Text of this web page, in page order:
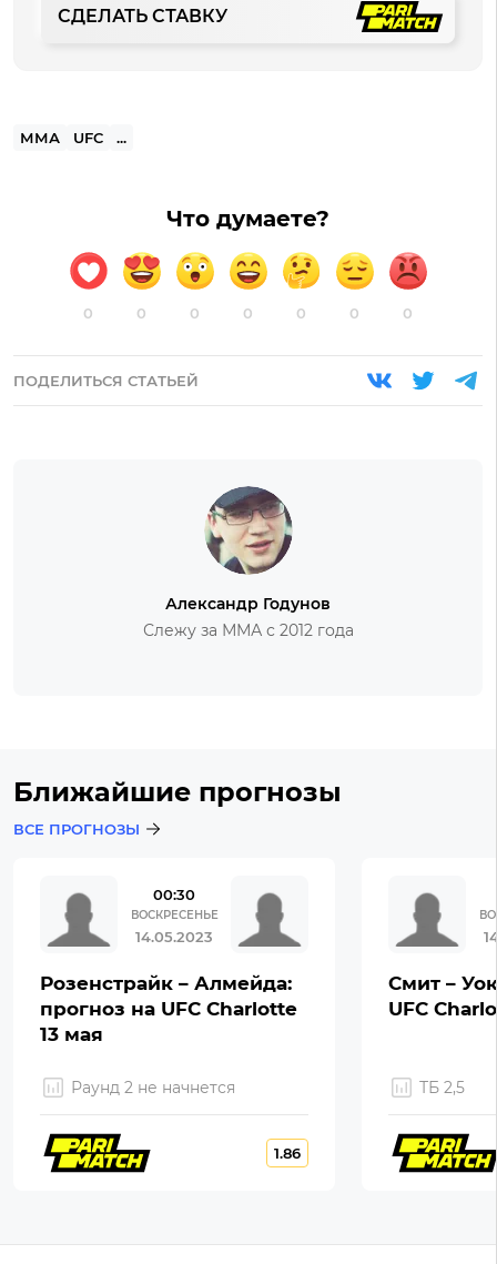
СДЕЛАТЬ СТАВКУ
ММА UFC ...
Что думаете?
0 0 0 0 0 0 0
ПОДЕЛИТЬСЯ СТАТЬЕЙ
Александр Годунов
Слежу за ММА с 2012 года
Ближайшие прогнозы
ВСЕ ПРОГНОЗЫ
00:30
ВОСКРЕСЕНЬЕ
14.05.2023
Розенстрайк – Алмейда:
прогноз на UFC Charlotte
13 мая
Раунд 2 не начнется
1.86
Смит –
UFC
ТБ 2,5